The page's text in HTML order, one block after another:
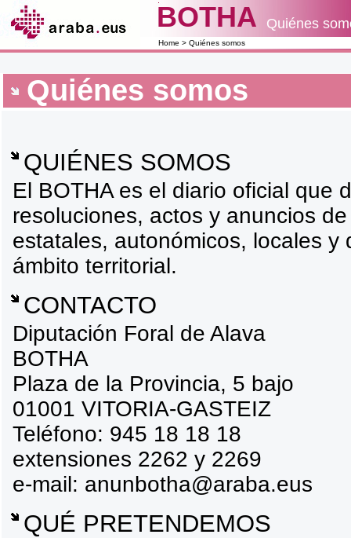
BOTHA Quiénes
Home > Quiénes somos
Quiénes somos
QUIÉNES SOMOS
El BOTHA es el diario oficial que
resoluciones, actos y anuncios
estatales, autonómicos, locales
ámbito territorial.
CONTACTO
Diputación Foral de Alava
BOTHA
Plaza de la Provincia, 5 bajo
01001 VITORIA-GASTEIZ
Teléfono: 945 18 18 18
extensiones 2262 y 2269
e-mail: anunbotha@araba.eus
QUÉ PRETENDEMOS